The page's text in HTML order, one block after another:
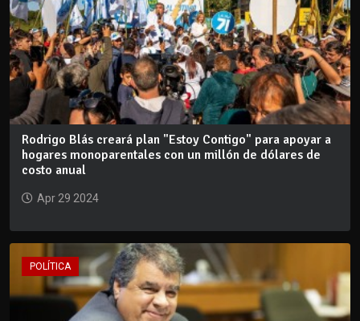
Rodrigo Blás creará plan "Estoy Contigo" para apoyar a
hogares monoparentales con un millón de dólares de
costo anual
Apr 29 2024
POLÍTICA